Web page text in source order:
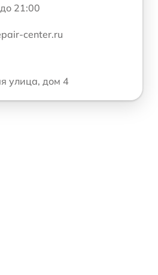
21:00
center.ru
улица, дом 4